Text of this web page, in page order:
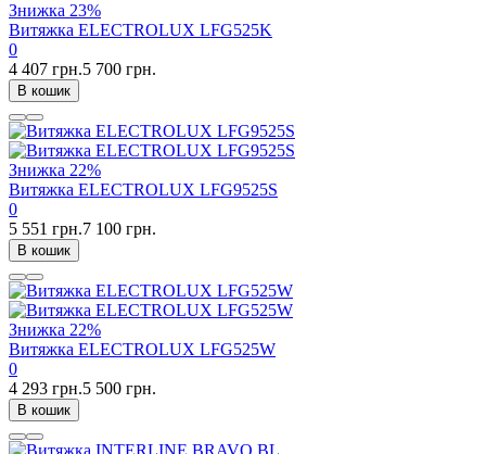
Знижка 23%
Витяжка ELECTROLUX LFG525K
0
4 407 грн.5 700 грн.
В кошик
Знижка 22%
Витяжка ELECTROLUX LFG9525S
0
5 551 грн.7 100 грн.
В кошик
Знижка 22%
Витяжка ELECTROLUX LFG525W
0
4 293 грн.5 500 грн.
В кошик